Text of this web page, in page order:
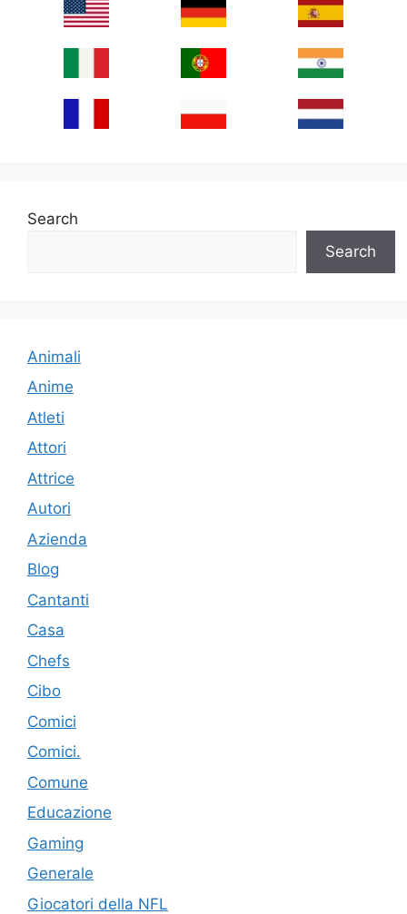
Search
Search
Animali
Anime
Atleti
Attori
Attrice
Autori
Azienda
Blog
Cantanti
Casa
Chefs
Cibo
Comici
Comici.
Comune
Educazione
Gaming
Generale
Giocatori della NFL